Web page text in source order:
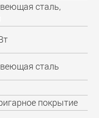
сталь,
сталь
покрытие